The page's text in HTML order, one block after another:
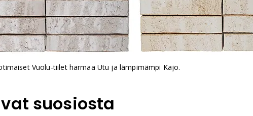
Vuolu-tiilet harmaa Utu ja lämpimämpi Kajo.
suosiosta